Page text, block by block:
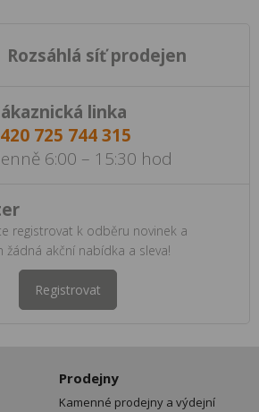
Rozsáhlá síť prodejen
linka
725 744 315
6:00 – 15:30 hod
registrovat k odběru novinek a
žádná akční nabídka a sleva!
Registrovat
Prodejny
Kamenné prodejny a výdejní